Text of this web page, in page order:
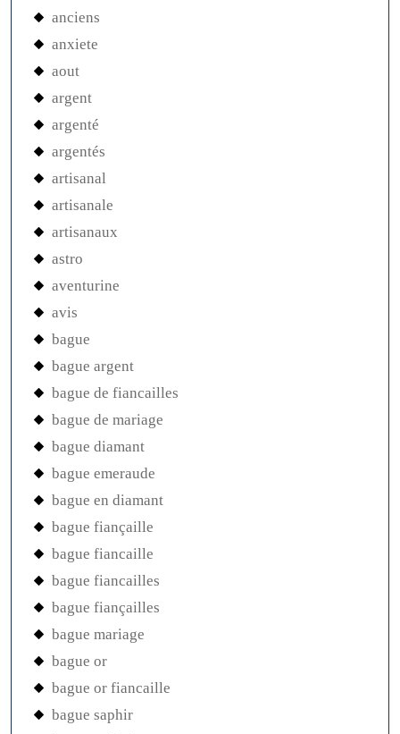
anciens
anxiete
aout
argent
argenté
argentés
artisanal
artisanale
artisanaux
astro
aventurine
avis
bague
bague argent
bague de fiancailles
bague de mariage
bague diamant
bague emeraude
bague en diamant
bague fiançaille
bague fiancaille
bague fiancailles
bague fiançailles
bague mariage
bague or
bague or fiancaille
bague saphir